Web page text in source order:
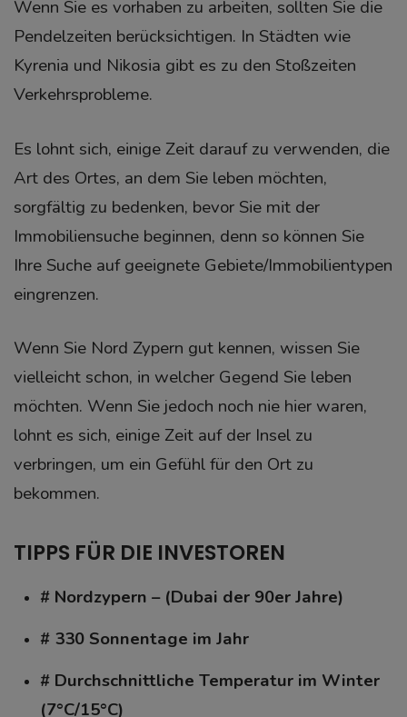
Wenn Sie es vorhaben zu arbeiten, sollten Sie die
Pendelzeiten berücksichtigen. In Städten wie
Kyrenia und Nikosia gibt es zu den Stoßzeiten
Verkehrsprobleme.
Es lohnt sich, einige Zeit darauf zu verwenden, die
Art des Ortes, an dem Sie leben möchten,
sorgfältig zu bedenken, bevor Sie mit der
Immobiliensuche beginnen, denn so können Sie
Ihre Suche auf geeignete Gebiete/Immobilientypen
eingrenzen.
Wenn Sie Nord Zypern gut kennen, wissen Sie
vielleicht schon, in welcher Gegend Sie leben
möchten. Wenn Sie jedoch noch nie hier waren,
lohnt es sich, einige Zeit auf der Insel zu
verbringen, um ein Gefühl für den Ort zu
bekommen.
TIPPS FÜR DIE INVESTOREN
# Nordzypern – (Dubai der 90er Jahre)
# 330 Sonnentage im Jahr
# Durchschnittliche Temperatur im Winter
(7°C/15°C)